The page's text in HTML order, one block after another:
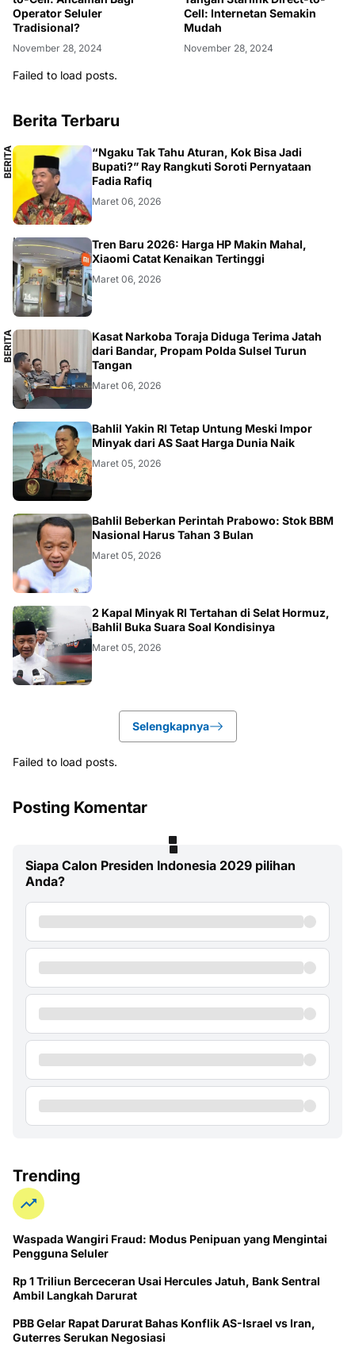
Operator Seluler
Tradisional?
November 28, 2024
Cell: Internetan Semakin
Mudah
November 28, 2024
Failed to load posts.
Berita Terbaru
B
E
R
I
T
A
L
O
K
AL
“Ngaku Tak Tahu Aturan, Kok Bisa Jadi
Bupati?” Ray Rangkuti Soroti Pernyataan
Fadia Rafiq
Maret 06, 2026
SMARTPHONE
Tren Baru 2026: Harga HP Makin Mahal,
Xiaomi Catat Kenaikan Tertinggi
Maret 06, 2026
B
E
R
I
T
A
L
O
K
AL
Kasat Narkoba Toraja Diduga Terima Jatah
dari Bandar, Propam Polda Sulsel Turun
Tangan
Maret 06, 2026
BISNIS
Bahlil Yakin RI Tetap Untung Meski Impor
Minyak dari AS Saat Harga Dunia Naik
Maret 05, 2026
BISNIS
Bahlil Beberkan Perintah Prabowo: Stok BBM
Nasional Harus Tahan 3 Bulan
Maret 05, 2026
BISNIS
2 Kapal Minyak RI Tertahan di Selat Hormuz,
Bahlil Buka Suara Soal Kondisinya
Maret 05, 2026
Selengkapnya
Failed to load posts.
Posting Komentar
Siapa Calon Presiden Indonesia 2029 pilihan
Anda?
Trending
Waspada Wangiri Fraud: Modus Penipuan yang Mengintai
Pengguna Seluler
Rp 1 Triliun Berceceran Usai Hercules Jatuh, Bank Sentral
Ambil Langkah Darurat
PBB Gelar Rapat Darurat Bahas Konflik AS-Israel vs Iran,
Guterres Serukan Negosiasi